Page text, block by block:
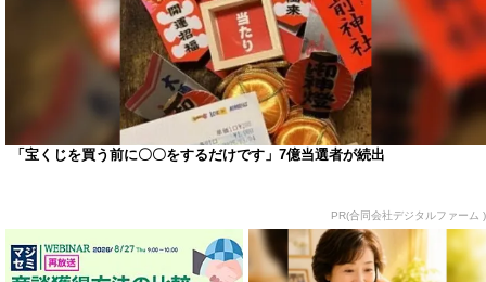
「宝くじを買う前に〇〇をするだけです」7億当選者が続出
PR(合同会社デジタルファーム )